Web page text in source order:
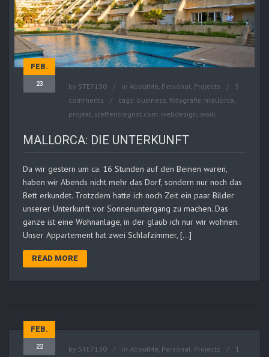
FEB.
23 by STE7130 in AboutMe Personal Projects
5
comments
tags: business fotografie mallorca
projekt steffensiegrist.com webdesign work
MALLORCA: DIE UNTERKUNFT
Da wir gestern um ca. 16 Stunden auf den Beinen waren,
haben wir Abends nicht mehr das Dorf, sondern nur noch das
Bett erkundet. Trotzdem hatte ich noch Zeit ein paar Bilder
unserer Unterkunft vor Sonnenuntergang zu machen. Das
ganze ist eine Wohnanlage, in der glaub ich nur wir wohnen.
Unser Appartement hat zwei Schlafzimmer, […]
READ MORE
FEB.
22 by STE7130 in AboutMe Personal Projects
1